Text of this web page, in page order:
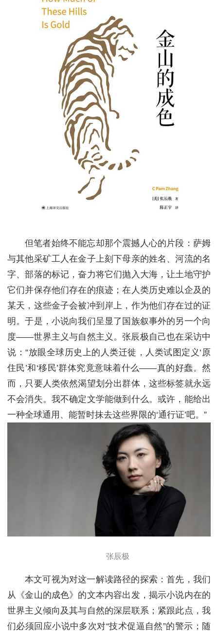
但笔者始终不能忘却那个震撼人心的片段：萨姆
与其他采矿工人在金子上刻下母亲的姓名、河流的名
字、部落的标记，奋力将它们抛入大海，让土地守护
它们并保存他们存在的痕迹；在人类历史难以企及的
某天，这些金子会被冲到岸上，作为他们存在过的证
明。于是，小说向我们呈显了国族叙事外的另一个向
度——世界主义与自然主义。张辰极自己也在采访中
说：“放眼全球历史上的人类迁徙，人类试图定义‘原
住民’和‘移民’群体究竟意味着什么——真的好蠢。然
而，只要人类依然渴望划分出群体，这些标签就永远
不会消失。我不确定文学能做到什么。或许，能给出
一种全球通用、能暂时抹去这些界限的‘通行证’吧。”
张辰极
本文可视为对这一解读路径的探索：首先，我们
从《金山的成色》的文本内容出发，揭示小说内在的
世界主义倾向及其与自然的深层联系；紧跟此点，我
们必须回应小说中多次对“技术促逼自然”的警示；随